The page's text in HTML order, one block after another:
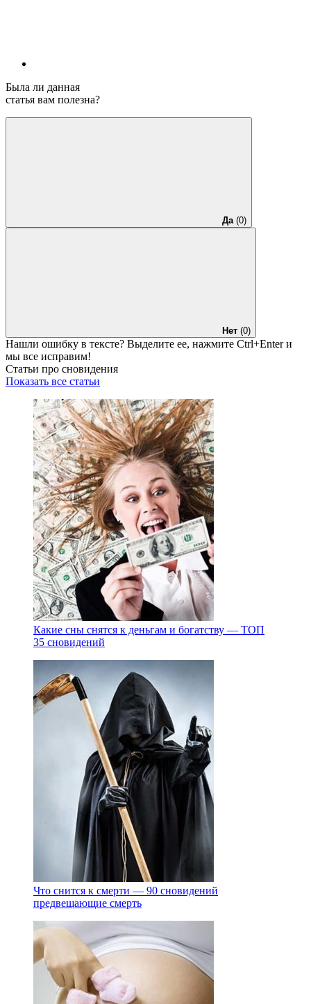
Была ли данная
статья вам полезна?
Да (0)
Нет (0)
Нашли ошибку в тексте? Выделите ее, нажмите Ctrl+Enterи
мы все исправим!
Статьи про сновидения
Показать все статьи
Какие сны снятся к деньгам и богатству — ТОП
35 сновидений
Что снится к смерти — 90 сновидений
предвещающие смерть